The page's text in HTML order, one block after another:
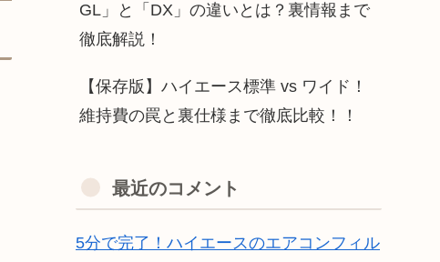
GL」と「DX」の違いとは？裏情報まで
徹底解説！
【保存版】ハイエース標準 vs ワイド！
維持費の罠と裏仕様まで徹底比較！！
最近のコメント
5分で完了！ハイエースのエアコンフィル